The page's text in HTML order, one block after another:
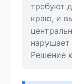
требуют
краю, и
нарушает
Решение